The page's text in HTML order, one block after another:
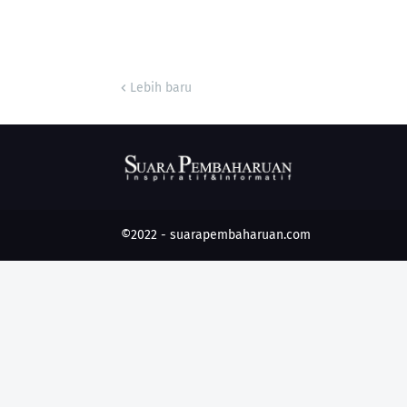
Lebih baru
©2022 - suarapembaharuan.com